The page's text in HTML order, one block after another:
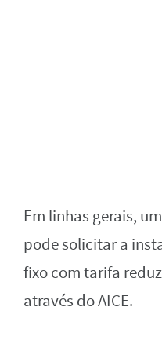
Em linhas gerais,
pode solicitar a
fixo com tarifa
através do AICE.